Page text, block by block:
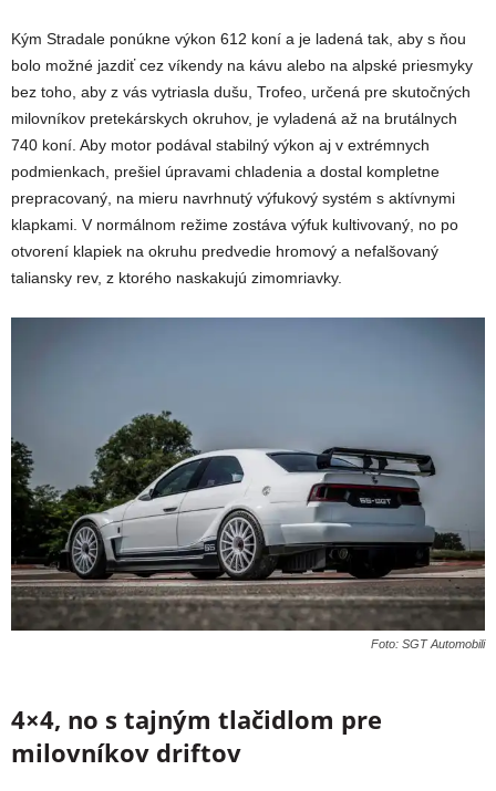
Kým Stradale ponúkne výkon 612 koní a je ladená tak, aby s ňou
bolo možné jazdiť cez víkendy na kávu alebo na alpské priesmyky
bez toho, aby z vás vytriasla dušu, Trofeo, určená pre skutočných
milovníkov pretekárskych okruhov, je vyladená až na brutálnych
740 koní. Aby motor podával stabilný výkon aj v extrémnych
podmienkach, prešiel úpravami chladenia a dostal kompletne
prepracovaný, na mieru navrhnutý výfukový systém s aktívnymi
klapkami. V normálnom režime zostáva výfuk kultivovaný, no po
otvorení klapiek na okruhu predvedie hromový a nefalšovaný
taliansky rev, z ktorého naskakujú zimomriavky.
Foto: SGT Automobili
4×4, no s tajným tlačidlom pre
milovníkov driftov